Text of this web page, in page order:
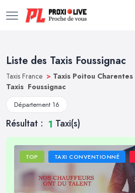
Liste des Taxis Foussignac
Taxis France > Taxis Poitou Charentes
Taxis Foussignac
Département 16
Résultat : 1 Taxi(s)
TOP TAXI CONVENTIONNÉ